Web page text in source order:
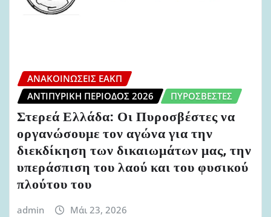
ΑΝΑΚΟΙΝΏΣΕΙΣ ΕΑΚΠ
ΑΝΤΙΠΥΡΙΚΉ ΠΕΡΊΟΔΟΣ 2026
ΠΥΡΟΣΒΈΣΤΕΣ
Στερεά Ελλάδα: Οι Πυροσβέστες να
οργανώσουμε τον αγώνα για την
διεκδίκηση των δικαιωμάτων μας, την
υπεράσπιση του λαού και του φυσικού
πλούτου του
admin Μάι 23, 2026